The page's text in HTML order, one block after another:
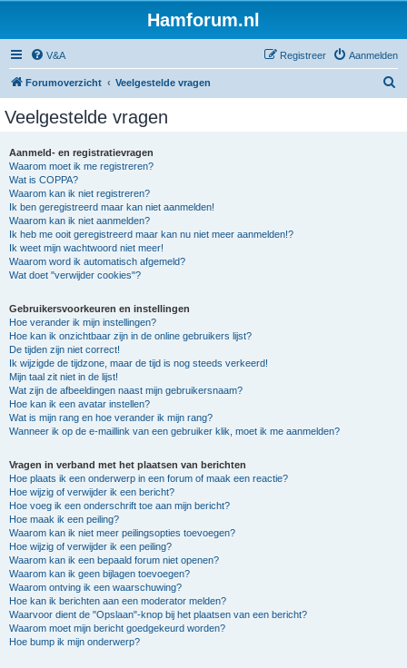
Hamforum.nl
V&A Aanmelden
Registreer
Forumoverzicht Veelgestelde vragen
Veelgestelde vragen
Aanmeld- en registratievragen
Waarom moet ik me registreren?
Wat is COPPA?
Waarom kan ik niet registreren?
Ik ben geregistreerd maar kan niet aanmelden!
Waarom kan ik niet aanmelden?
Ik heb me ooit geregistreerd maar kan nu niet meer aanmelden!?
Ik weet mijn wachtwoord niet meer!
Waarom word ik automatisch afgemeld?
Wat doet "verwijder cookies"?
Gebruikersvoorkeuren en instellingen
Hoe verander ik mijn instellingen?
Hoe kan ik onzichtbaar zijn in de online gebruikers lijst?
De tijden zijn niet correct!
Ik wijzigde de tijdzone, maar de tijd is nog steeds verkeerd!
Mijn taal zit niet in de lijst!
Wat zijn de afbeeldingen naast mijn gebruikersnaam?
Hoe kan ik een avatar instellen?
Wat is mijn rang en hoe verander ik mijn rang?
Wanneer ik op de e-maillink van een gebruiker klik, moet ik me aanmelden?
Vragen in verband met het plaatsen van berichten
Hoe plaats ik een onderwerp in een forum of maak een reactie?
Hoe wijzig of verwijder ik een bericht?
Hoe voeg ik een onderschrift toe aan mijn bericht?
Hoe maak ik een peiling?
Waarom kan ik niet meer peilingsopties toevoegen?
Hoe wijzig of verwijder ik een peiling?
Waarom kan ik een bepaald forum niet openen?
Waarom kan ik geen bijlagen toevoegen?
Waarom ontving ik een waarschuwing?
Hoe kan ik berichten aan een moderator melden?
Waarvoor dient de "Opslaan"-knop bij het plaatsen van een bericht?
Waarom moet mijn bericht goedgekeurd worden?
Hoe bump ik mijn onderwerp?